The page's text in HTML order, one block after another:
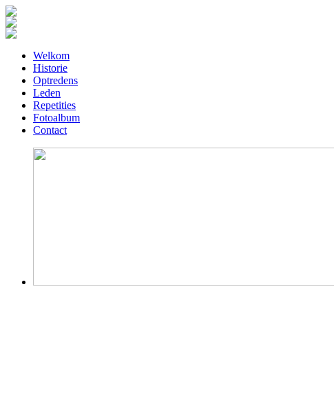
Welkom
Historie
Optredens
Leden
Repetities
Fotoalbum
Contact